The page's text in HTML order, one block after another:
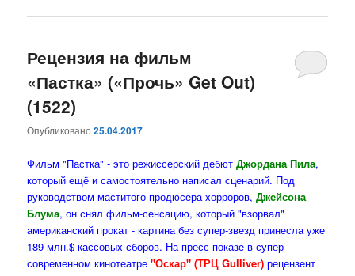
Рецензия на фильм
«Пастка» («Прочь» Get Out)
(1522)
Опубликовано25.04.2017
Фильм "Пастка" - это режиссерский дебютДжордана Пила,
который ещё и самостоятельно написал сценарий. Под
руководством маститого продюсера хорроров,Джейсона
Блума, он снял фильм-сенсацию, который "взорвал"
американский прокат - картина без супер-звезд принесла уже
189 млн.$ кассовых сборов. На пресс-показе в супер-
современном кинотеатре"Оскар" (ТРЦ Gulliver) рецензент